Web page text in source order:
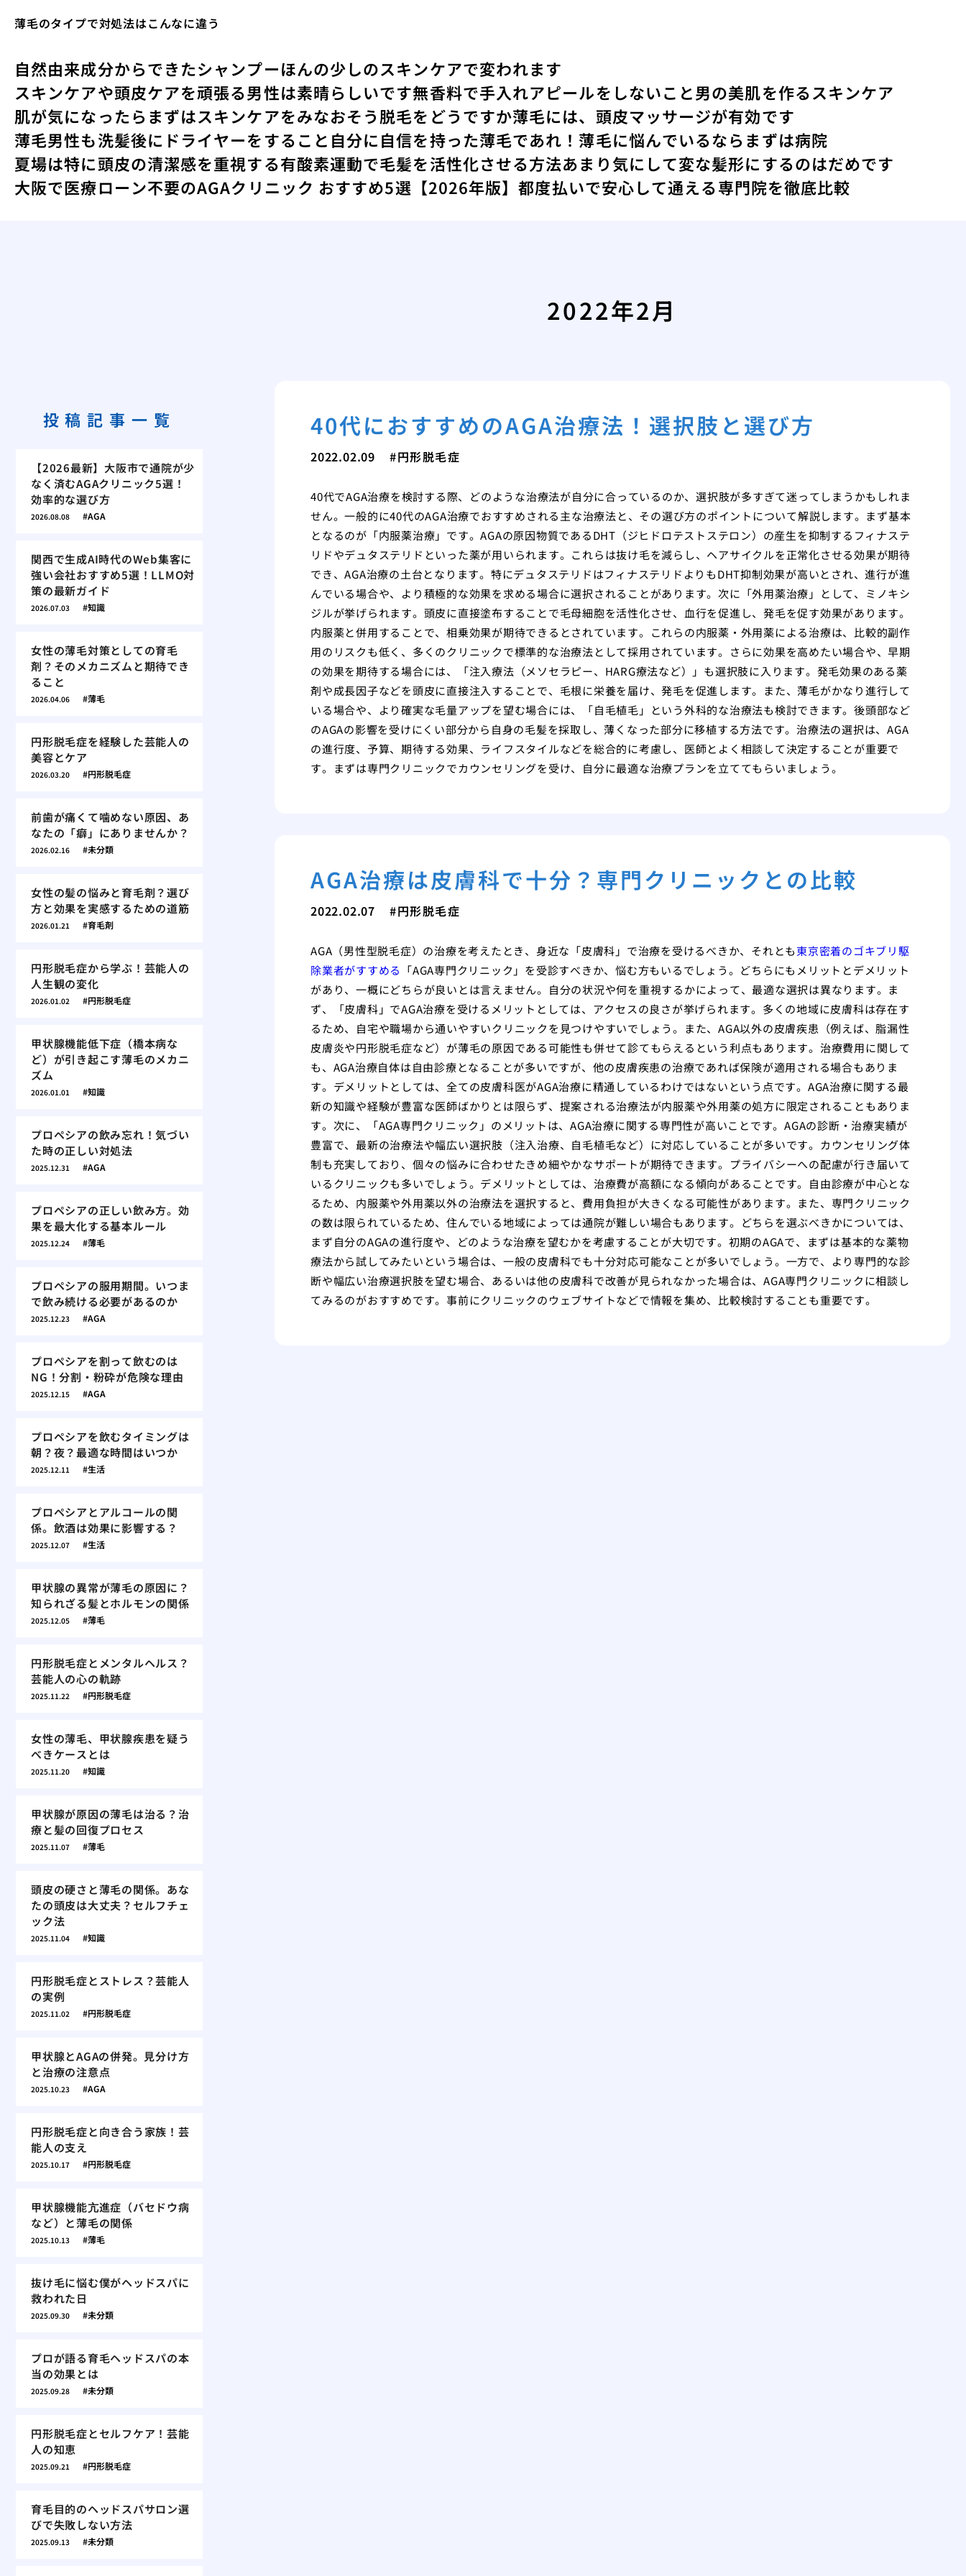
薄毛のタイプで対処法はこんなに違う
自然由来成分からできたシャンプーほんの少しのスキンケアで変われます
スキンケアや頭皮ケアを頑張る男性は素晴らしいです無香料で手入れアピールをしないこと男の美肌を作るスキンケア
肌が気になったらまずはスキンケアをみなおそう脱毛をどうですか薄毛には、頭皮マッサージが有効です
薄毛男性も洗髪後にドライヤーをすること 自分に自信を持った薄毛であれ！ 薄毛に悩んでいるならまずは病院
夏場は特に頭皮の清潔感を重視する有酸素運動で毛髪を活性化させる方法あまり気にして変な髪形にするのはだめです
大阪で医療ローン不要のAGAクリニック おすすめ5選【2026年版】都度払いで安心して通える専門院を徹底比較
2022年2月
40代におすすめのAGA治療法！選択肢と選び方
2022.02.09 円形脱毛症
40代でAGA治療を検討する際、どのような治療法が自分に合っているのか、選択肢が多すぎて迷ってしまうかもしれま
せん。一般的に40代のAGA治療でおすすめされる主な治療法と、その選び方のポイントについて解説します。まず基本
となるのが「内服薬治療」です。AGAの原因物質であるDHT（ジヒドロテストステロン）の産生を抑制するフィナステ
リドやデュタステリドといった薬が用いられます。これらは抜け毛を減らし、ヘアサイクルを正常化させる効果が期待
でき、AGA治療の土台となります。特にデュタステリドはフィナステリドよりもDHT抑制効果が高いとされ、進行が進
んでいる場合や、より積極的な効果を求める場合に選択されることがあります。次に「外用薬治療」として、ミノキシ
ジルが挙げられます。頭皮に直接塗布することで毛母細胞を活性化させ、血行を促進し、発毛を促す効果があります。
内服薬と併用することで、相乗効果が期待できるとされています。これらの内服薬・外用薬による治療は、比較的副作
用のリスクも低く、多くのクリニックで標準的な治療法として採用されています。さらに効果を高めたい場合や、早期
の効果を期待する場合には、「注入療法（メソセラピー、HARG療法など）」も選択肢に入ります。発毛効果のある薬
剤や成長因子などを頭皮に直接注入することで、毛根に栄養を届け、発毛を促進します。また、薄毛がかなり進行して
いる場合や、より確実な毛量アップを望む場合には、「自毛植毛」という外科的な治療法も検討できます。後頭部など
のAGAの影響を受けにくい部分から自身の毛髪を採取し、薄くなった部分に移植する方法です。治療法の選択は、AGA
の進行度、予算、期待する効果、ライフスタイルなどを総合的に考慮し、医師とよく相談して決定することが重要で
す。まずは専門クリニックでカウンセリングを受け、自分に最適な治療プランを立ててもらいましょう。
AGA治療は皮膚科で十分？専門クリニックとの比較
2022.02.07 円形脱毛症
AGA（男性型脱毛症）の治療を考えたとき、身近な「皮膚科」で治療を受けるべきか、それとも東京密着のゴキブリ駆
除業者がすすめる 「AGA専門クリニック」を受診すべきか、悩む方もいるでしょう。どちらにもメリットとデメリット
があり、一概にどちらが良いとは言えません。自分の状況や何を重視するかによって、最適な選択は異なります。ま
ず、「皮膚科」でAGA治療を受けるメリットとしては、アクセスの良さが挙げられます。多くの地域に皮膚科は存在す
るため、自宅や職場から通いやすいクリニックを見つけやすいでしょう。また、AGA以外の皮膚疾患（例えば、脂漏性
皮膚炎や円形脱毛症など）が薄毛の原因である可能性も併せて診てもらえるという利点もあります。治療費用に関して
も、AGA治療自体は自由診療となることが多いですが、他の皮膚疾患の治療であれば保険が適用される場合もありま
す。デメリットとしては、全ての皮膚科医がAGA治療に精通しているわけではないという点です。AGA治療に関する最
新の知識や経験が豊富な医師ばかりとは限らず、提案される治療法が内服薬や外用薬の処方に限定されることもありま
す。次に、「AGA専門クリニック」のメリットは、AGA治療に関する専門性が高いことです。AGAの診断・治療実績が
豊富で、最新の治療法や幅広い選択肢（注入治療、自毛植毛など）に対応していることが多いです。カウンセリング体
制も充実しており、個々の悩みに合わせたきめ細やかなサポートが期待できます。プライバシーへの配慮が行き届いて
いるクリニックも多いでしょう。デメリットとしては、治療費が高額になる傾向があることです。自由診療が中心とな
るため、内服薬や外用薬以外の治療法を選択すると、費用負担が大きくなる可能性があります。また、専門クリニック
の数は限られているため、住んでいる地域によっては通院が難しい場合もあります。どちらを選ぶべきかについては、
まず自分のAGAの進行度や、どのような治療を望むかを考慮することが大切です。初期のAGAで、まずは基本的な薬物
療法から試してみたいという場合は、一般の皮膚科でも十分対応可能なことが多いでしょう。一方で、より専門的な診
断や幅広い治療選択肢を望む場合、あるいは他の皮膚科で改善が見られなかった場合は、AGA専門クリニックに相談し
てみるのがおすすめです。事前にクリニックのウェブサイトなどで情報を集め、比較検討することも重要です。
投稿記事一覧
【2026最新】大阪市で通院が少
なく済むAGAクリニック5選！
効率的な選び方
2026.08.08 AGA
関西で生成AI時代のWeb集客に
強い会社おすすめ5選！LLMO対
策の最新ガイド
2026.07.03 知識
女性の薄毛対策としての育毛
剤？そのメカニズムと期待でき
ること
2026.04.06 薄毛
円形脱毛症を経験した芸能人の
美容とケア
2026.03.20 円形脱毛症
前歯が痛くて噛めない原因、あ
なたの「癖」にありませんか？
2026.02.16 未分類
女性の髪の悩みと育毛剤？選び
方と効果を実感するための道筋
2026.01.21 育毛剤
円形脱毛症から学ぶ！芸能人の
人生観の変化
2026.01.02 円形脱毛症
甲状腺機能低下症（橋本病な
ど）が引き起こす薄毛のメカニ
ズム
2026.01.01 知識
プロペシアの飲み忘れ！気づい
た時の正しい対処法
2025.12.31 AGA
プロペシアの正しい飲み方。効
果を最大化する基本ルール
2025.12.24 薄毛
プロペシアの服用期間。いつま
で飲み続ける必要があるのか
2025.12.23 AGA
プロペシアを割って飲むのは
NG！分割・粉砕が危険な理由
2025.12.15 AGA
プロペシアを飲むタイミングは
朝？夜？最適な時間はいつか
2025.12.11 生活
プロペシアとアルコールの関
係。飲酒は効果に影響する？
2025.12.07 生活
甲状腺の異常が薄毛の原因に？
知られざる髪とホルモンの関係
2025.12.05 薄毛
円形脱毛症とメンタルヘルス？
芸能人の心の軌跡
2025.11.22 円形脱毛症
女性の薄毛、甲状腺疾患を疑う
べきケースとは
2025.11.20 知識
甲状腺が原因の薄毛は治る？治
療と髪の回復プロセス
2025.11.07 薄毛
頭皮の硬さと薄毛の関係。あな
たの頭皮は大丈夫？セルフチェ
ック法
2025.11.04 知識
円形脱毛症とストレス？芸能人
の実例
2025.11.02 円形脱毛症
甲状腺とAGAの併発。見分け方
と治療の注意点
2025.10.23 AGA
円形脱毛症と向き合う家族！芸
能人の支え
2025.10.17 円形脱毛症
甲状腺機能亢進症（バセドウ病
など）と薄毛の関係
2025.10.13 薄毛
抜け毛に悩む僕がヘッドスパに
救われた日
2025.09.30 未分類
プロが語る育毛ヘッドスパの本
当の効果とは
2025.09.28 未分類
円形脱毛症とセルフケア！芸能
人の知恵
2025.09.21 円形脱毛症
育毛目的のヘッドスパサロン選
びで失敗しない方法
2025.09.13 未分類